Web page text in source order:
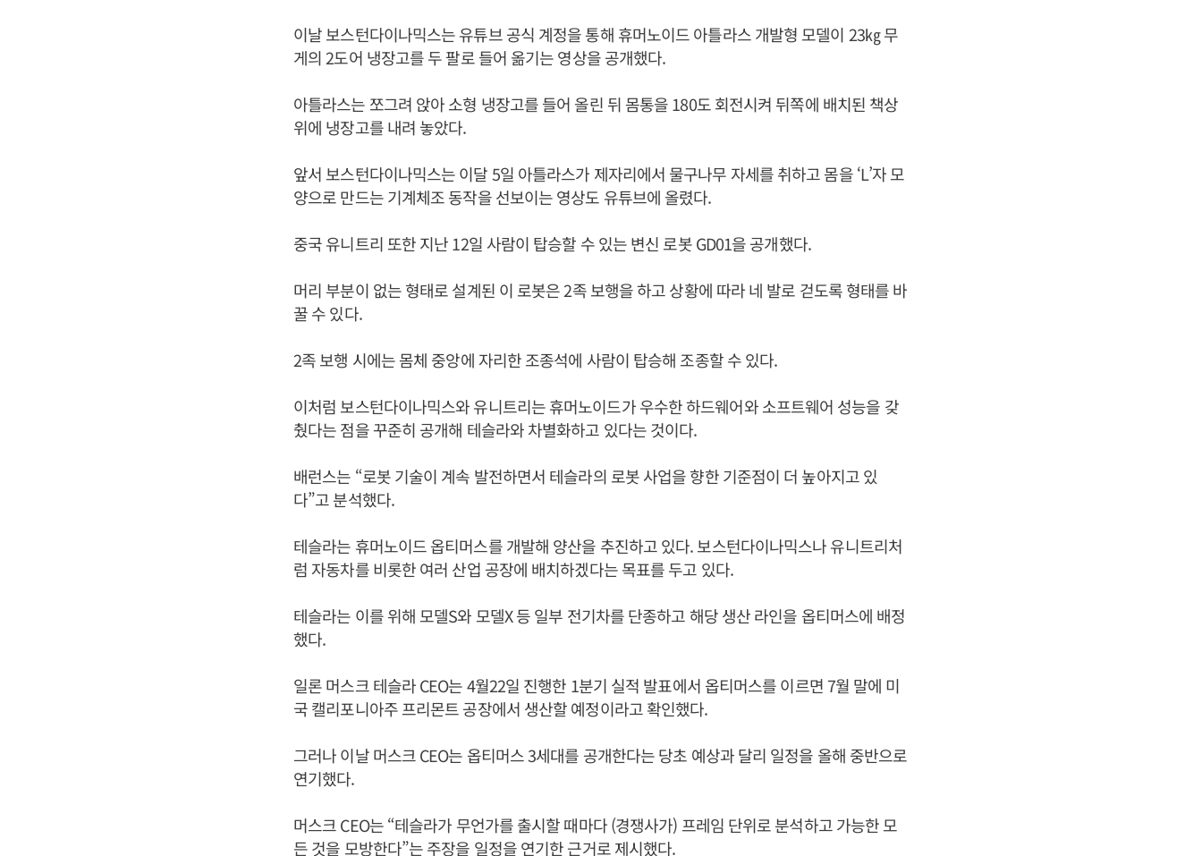
이날 보스턴다이나믹스는 유튜브 공식 계정을 통해 휴머노이드 아틀라스 개발형 모델이 23㎏ 무
게의 2도어 냉장고를 두 팔로 들어 옮기는 영상을 공개했다.
아틀라스는 쪼그려 앉아 소형 냉장고를 들어 올린 뒤 몸통을 180도 회전시켜 뒤쪽에 배치된 책상
위에 냉장고를 내려 놓았다.
앞서 보스턴다이나믹스는 이달 5일 아틀라스가 제자리에서 물구나무 자세를 취하고 몸을 ‘L’자 모
양으로 만드는 기계체조 동작을 선보이는 영상도 유튜브에 올렸다.
중국 유니트리 또한 지난 12일 사람이 탑승할 수 있는 변신 로봇 GD01을 공개했다.
머리 부분이 없는 형태로 설계된 이 로봇은 2족 보행을 하고 상황에 따라 네 발로 걷도록 형태를 바
꿀 수 있다.
2족 보행 시에는 몸체 중앙에 자리한 조종석에 사람이 탑승해 조종할 수 있다.
이처럼 보스턴다이나믹스와 유니트리는 휴머노이드가 우수한 하드웨어와 소프트웨어 성능을 갖
췄다는 점을 꾸준히 공개해 테슬라와 차별화하고 있다는 것이다.
배런스는 “로봇 기술이 계속 발전하면서 테슬라의 로봇 사업을 향한 기준점이 더 높아지고 있
다”고 분석했다.
테슬라는 휴머노이드 옵티머스를 개발해 양산을 추진하고 있다. 보스턴다이나믹스나 유니트리처
럼 자동차를 비롯한 여러 산업 공장에 배치하겠다는 목표를 두고 있다.
테슬라는 이를 위해 모델S와 모델X 등 일부 전기차를 단종하고 해당 생산 라인을 옵티머스에 배정
했다.
일론 머스크 테슬라 CEO는 4월22일 진행한 1분기 실적 발표에서 옵티머스를 이르면 7월 말에 미
국 캘리포니아주 프리몬트 공장에서 생산할 예정이라고 확인했다.
그러나 이날 머스크 CEO는 옵티머스 3세대를 공개한다는 당초 예상과 달리 일정을 올해 중반으로
연기했다.
머스크 CEO는 “테슬라가 무언가를 출시할 때마다 (경쟁사가) 프레임 단위로 분석하고 가능한 모
든 것을 모방한다”는 주장을 일정을 연기한 근거로 제시했다.